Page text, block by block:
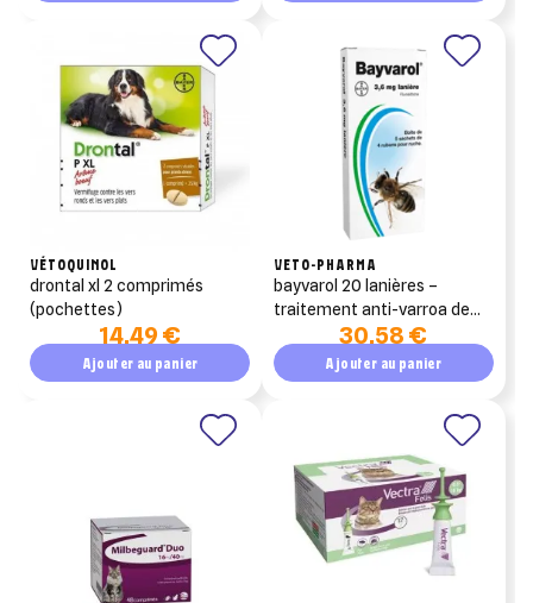
VÉTOQUINOL
drontal xl 2 comprimés
(pochettes)
14,49 €
Ajouter au panier
VETO-PHARMA
bayvarol 20 lanières –
traitement anti-varroa de
rotation (fluméthrine)
30,58 €
Ajouter au panier